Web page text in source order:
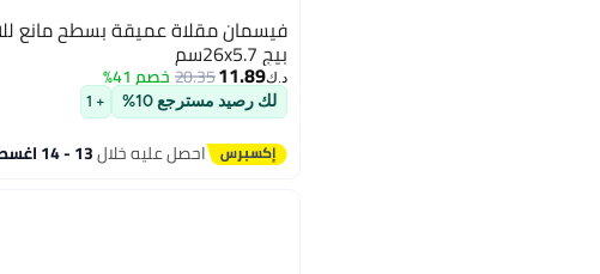
فيسمان مقلاة عميقة بسطح مانع
بيج 26x5.7سم
د.ك‏11.89
20.35خصم 41%
لك رصيد مسترجع 10% + 1
احصل عليه خلال13 - 14 اغسطس